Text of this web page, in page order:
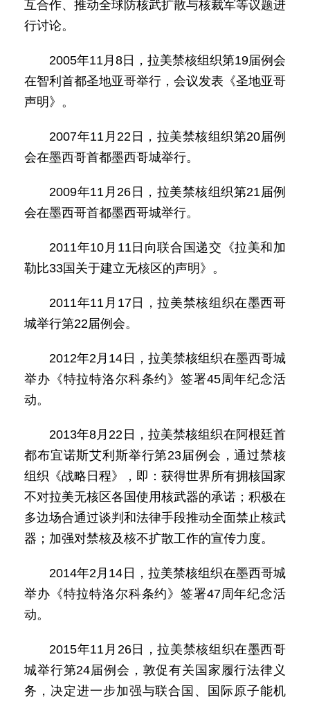
互合作、推动全球防核武扩散与核裁军等议题进
行讨论。
2005年11月8日，拉美禁核组织第19届例会
在智利首都圣地亚哥举行，会议发表《圣地亚哥
声明》。
2007年11月22日，拉美禁核组织第20届例
会在墨西哥首都墨西哥城举行。
2009年11月26日，拉美禁核组织第21届例
会在墨西哥首都墨西哥城举行。
2011年10月11日向联合国递交《拉美和加
勒比33国关于建立无核区的声明》。
2011年11月17日，拉美禁核组织在墨西哥
城举行第22届例会。
2012年2月14日，拉美禁核组织在墨西哥城
举办《特拉特洛尔科条约》签署45周年纪念活
动。
2013年8月22日，拉美禁核组织在阿根廷首
都布宜诺斯艾利斯举行第23届例会，通过禁核
组织《战略日程》，即：获得世界所有拥核国家
不对拉美无核区各国使用核武器的承诺；积极在
多边场合通过谈判和法律手段推动全面禁止核武
器；加强对禁核及核不扩散工作的宣传力度。
2014年2月14日，拉美禁核组织在墨西哥城
举办《特拉特洛尔科条约》签署47周年纪念活
动。
2015年11月26日，拉美禁核组织在墨西哥
城举行第24届例会，敦促有关国家履行法律义
务，决定进一步加强与联合国、国际原子能机